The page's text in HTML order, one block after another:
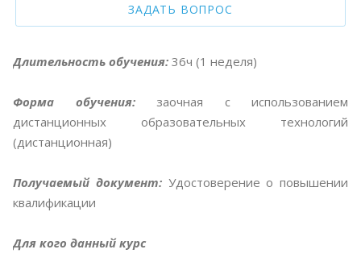
ЗАДАТЬ ВОПРОС
Длительность обучения: 36ч (1 неделя)
Форма обучения:заочная с использованием
дистанционных образовательных технологий
(дистанционная)
Получаемый документ:Удостоверение о повышении
квалификации
Для кого данный курс